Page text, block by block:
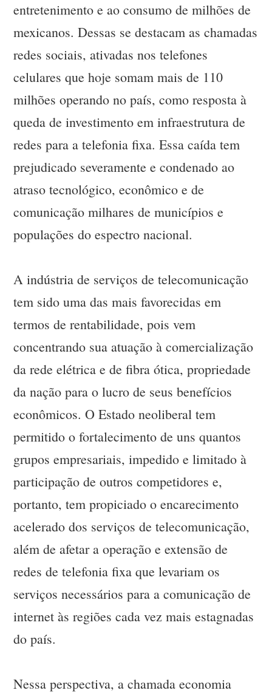
entretenimento e ao consumo de milhões de
mexicanos. Dessas se destacam as chamadas
redes sociais, ativadas nos telefones
celulares que hoje somam mais de 110
milhões operando no país, como resposta à
queda de investimento em infraestrutura de
redes para a telefonia fixa. Essa caída tem
prejudicado severamente e condenado ao
atraso tecnológico, econômico e de
comunicação milhares de municípios e
populações do espectro nacional.
A indústria de serviços de telecomunicação
tem sido uma das mais favorecidas em
termos de rentabilidade, pois vem
concentrando sua atuação à comercialização
da rede elétrica e de fibra ótica, propriedade
da nação para o lucro de seus benefícios
econômicos. O Estado neoliberal tem
permitido o fortalecimento de uns quantos
grupos empresariais, impedido e limitado à
participação de outros competidores e,
portanto, tem propiciado o encarecimento
acelerado dos serviços de telecomunicação,
além de afetar a operação e extensão de
redes de telefonia fixa que levariam os
serviços necessários para a comunicação de
internet às regiões cada vez mais estagnadas
do país.
Nessa perspectiva, a chamada economia